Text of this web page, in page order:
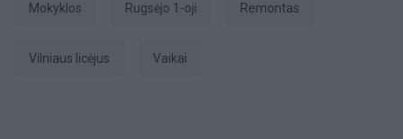
Mokyklos rugsėjo 1-oji remontas
Vilniaus licėjus Vaikai